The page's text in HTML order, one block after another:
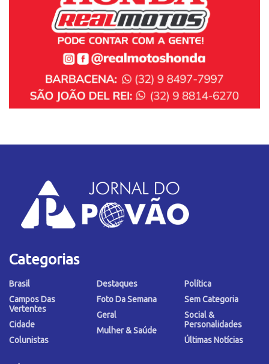
Categorias
Brasil
Campos Das
Vertentes
Cidade
Colunistas
Destaques
Foto Da Semana
Geral
Mulher & Saúde
Política
Sem Categoria
Social &
Personalidades
Últimas Notícias